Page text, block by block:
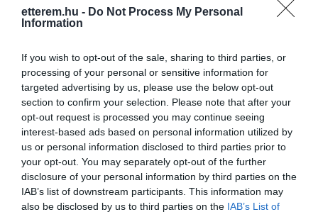
etterem.hu - Do Not Process My Personal
Information
If you wish to opt-out of the sale, sharing to third parties, or
processing of your personal or sensitive information for
targeted advertising by us, please use the below opt-out
section to confirm your selection. Please note that after your
opt-out request is processed you may continue seeing
interest-based ads based on personal information utilized by
us or personal information disclosed to third parties prior to
your opt-out. You may separately opt-out of the further
disclosure of your personal information by third parties on the
IAB’s list of downstream participants. This information may
also be disclosed by us to third parties on the IAB’s List of
Nyitvatartás: Ma: 12:00 - 15:00 Mutass többet
Elfogadott kártyák:
Felszereltség:
Melegétel, Terasz, Parkoló
Rólunk:
Keszthely szívében, az újjászületett
belvárosban, Fő tértől, sétálóutcától,
múzeumoktól, helyi látványosságoktól,
és Festetics kastélytól "saroknyira",
Balaton parttól gyalog 15-20 percre,
családias vendégházunk és kedvelt,
hangulatos vendéglőnk egész éven át
Mutass többet